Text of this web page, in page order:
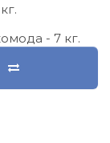
- 7 кг.